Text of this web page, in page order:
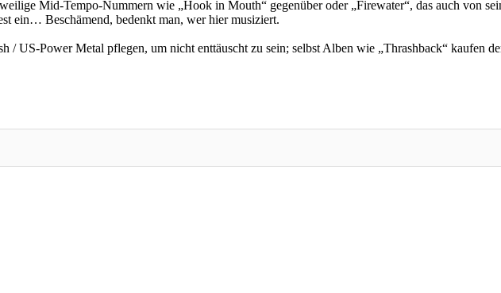
Mid-Tempo-Nummern wie „Hook in Mouth“ gegenüber oder „Firewater“, das auch von
ein… Beschämend, bedenkt man, wer hier musiziert.
US-Power Metal pflegen, um nicht enttäuscht zu sein; selbst Alben wie „Thrashback“ kaufen